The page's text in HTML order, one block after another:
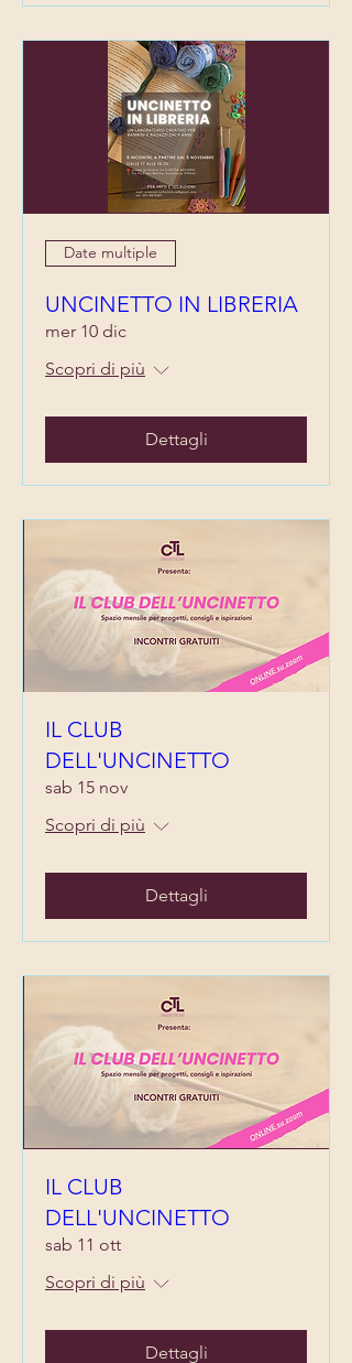
Date multiple
UNCINETTO IN LIBRERIA
mer 10 dic
Scopri di più
Dettagli
IL CLUB
DELL'UNCINETTO
sab 15 nov
Scopri di più
Dettagli
IL CLUB
DELL'UNCINETTO
sab 11 ott
Scopri di più
Dettagli